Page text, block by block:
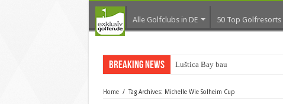
Alle Golfclubs in DE 50 Top Golfresorts
Breaking News Luštica Bay baut Monten
Home / Tag Archives: Michelle Wie Solheim Cup